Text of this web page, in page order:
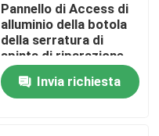
Pannello di Access di
alluminio della botola
della serratura di
spinta di riparazione
del condizionatore
d'aria Invia richiesta